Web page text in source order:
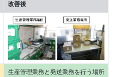
改善後
生産管理業務と発送業務を行う場所